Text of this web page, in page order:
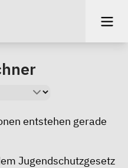
entstehen gerade
Jugendschutzgesetz